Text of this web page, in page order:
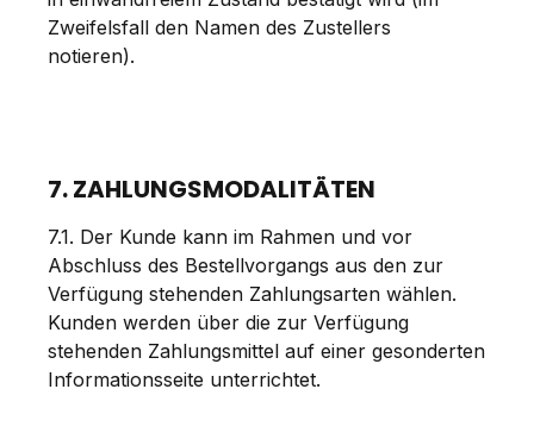
Zweifelsfall den Namen des Zustellers
notieren).
7. ZAHLUNGSMODALITÄTEN
7.1. Der Kunde kann im Rahmen und vor
Abschluss des Bestellvorgangs aus den zur
Verfügung stehenden Zahlungsarten wählen.
Kunden werden über die zur Verfügung
stehenden Zahlungsmittel auf einer gesonderten
Informationsseite unterrichtet.